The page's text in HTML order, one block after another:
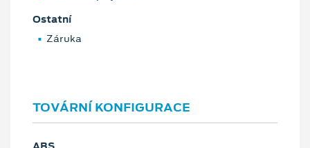
Ostatní
Záruka
TOVÁRNÍ KONFIGURACE